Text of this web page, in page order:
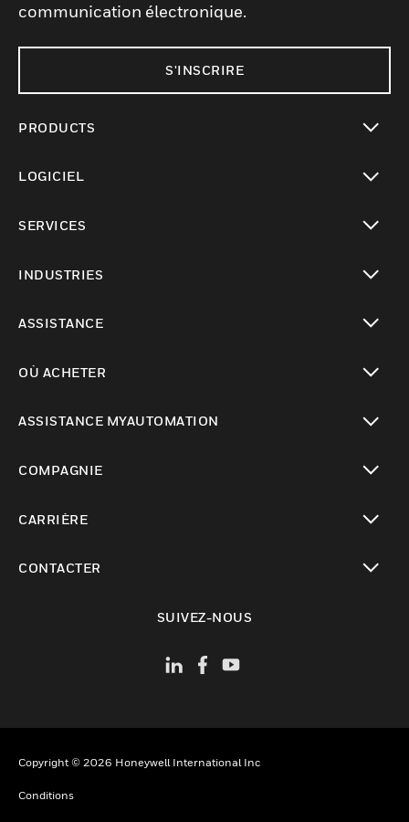
communication électronique.
S'INSCRIRE
PRODUCTS
LOGICIEL
SERVICES
INDUSTRIES
ASSISTANCE
OÙ ACHETER
ASSISTANCE MYAUTOMATION
COMPAGNIE
CARRIÈRE
CONTACTER
SUIVEZ-NOUS
Copyright © 2026 Honeywell International Inc
Conditions